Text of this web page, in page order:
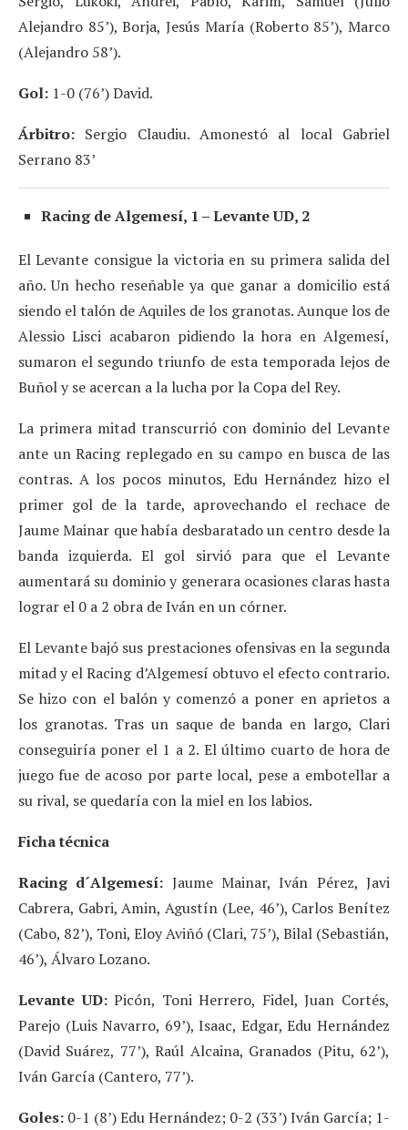
Alejandro 85’), Borja, Jesús María (Roberto 85’), Marco
(Alejandro 58’).
Gol: 1-0 (76’) David.
Árbitro: Sergio Claudiu. Amonestó al local Gabriel
Serrano 83’
Racing de Algemesí, 1 – Levante UD, 2
El Levante consigue la victoria en su primera salida del
año. Un hecho reseñable ya que ganar a domicilio está
siendo el talón de Aquiles de los granotas. Aunque los de
Alessio Lisci acabaron pidiendo la hora en Algemesí,
sumaron el segundo triunfo de esta temporada lejos de
Buñol y se acercan a la lucha por la Copa del Rey.
La primera mitad transcurrió con dominio del Levante
ante un Racing replegado en su campo en busca de las
contras. A los pocos minutos, Edu Hernández hizo el
primer gol de la tarde, aprovechando el rechace de
Jaume Mainar que había desbaratado un centro desde la
banda izquierda. El gol sirvió para que el Levante
aumentará su dominio y generara ocasiones claras hasta
lograr el 0 a 2 obra de Iván en un córner.
El Levante bajó sus prestaciones ofensivas en la segunda
mitad y el Racing d’Algemesí obtuvo el efecto contrario.
Se hizo con el balón y comenzó a poner en aprietos a
los granotas. Tras un saque de banda en largo, Clari
conseguiría poner el 1 a 2. El último cuarto de hora de
juego fue de acoso por parte local, pese a embotellar a
su rival, se quedaría con la miel en los labios.
Ficha técnica
Racing d´Algemesí: Jaume Mainar, Iván Pérez, Javi
Cabrera, Gabri, Amin, Agustín (Lee, 46’), Carlos Benítez
(Cabo, 82’), Toni, Eloy Aviñó (Clari, 75’), Bilal (Sebastián,
46’), Álvaro Lozano.
Levante UD:Picón, Toni Herrero, Fidel, Juan Cortés,
Parejo (Luis Navarro, 69’), Isaac, Edgar, Edu Hernández
(David Suárez, 77’), Raúl Alcaina, Granados (Pitu, 62’),
Iván García (Cantero, 77’).
Goles: 0-1 (8’) Edu Hernández; 0-2 (33’) Iván García; 1-